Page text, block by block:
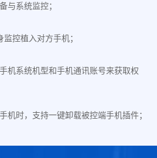
与系统监控；
控植入对方手机；
机系统机型和手机通讯账号来获取权
机时，支持一键卸载被控端手机插件；